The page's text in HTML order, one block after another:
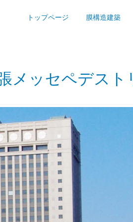
トップページ 膜構造建築
メッセペデスト